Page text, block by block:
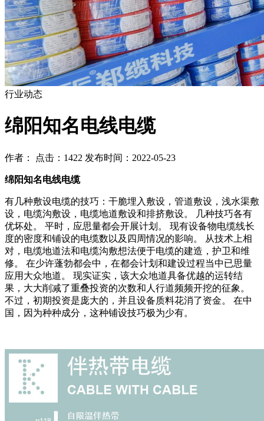
行业动态
绵阳知名电线电缆
作者： 点击：1422 发布时间：2022-05-23
绵阳知名电线电缆
有几种敷设电缆的技巧：干脆埋入敷设，管道敷设，浅水渠敷
设，电缆沟敷设，电缆地道敷设和排挤敷设。 几种技巧各有
优坏处。 平时，应思量都会开展计划。 现有设备物电缆线长
度的密度和铺设的电缆数以及四周情况的影响。 从技术上相
对，电缆地道法和电缆沟敷想法便于电缆的建造，护卫和维
修。 在少许蓬勃都会中，在都会计划和建设过程当中已思量
应用大众地道。 现实证实，该大众地道具备优越的运转结
果，大大削减了重叠投资的次数和人行道频频开挖的征象。
不过，初期投资是庞大的，并且设备质料花消了资金。 在中
国，因为种种成分，这种铺设技巧极为少有。